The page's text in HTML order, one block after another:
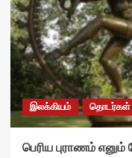
இலக்கியம் தொடர்கள்
பெரிய புராணம் எனும்